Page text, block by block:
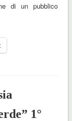
di un pubblico
1°